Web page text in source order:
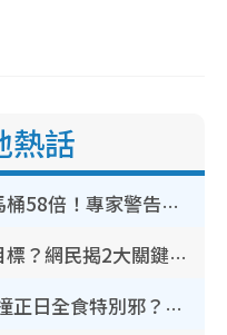
熱話
行李清潔｜車轆污糟過馬桶58倍！專家警告忌用酒精抹 教1招免污手除菌
裝修拆鐵閘隨時變賊人目標？網民揭2大關鍵用途：裝新式等於白裝？附新舊鐵閘分別
鬼門開2026｜農曆七月撞正日全食特別邪？專家警告切忌做一事！揭4大禁忌+2招保平安